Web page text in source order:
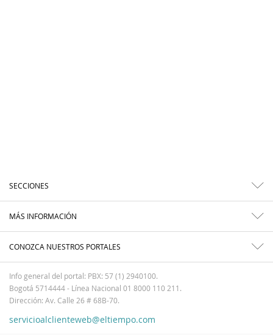
SECCIONES
MÁS INFORMACIÓN
CONOZCA NUESTROS PORTALES
Info general del portal: PBX: 57 (1) 2940100.
Bogotá 5714444 - Línea Nacional 01 8000 110 211.
Dirección: Av. Calle 26 # 68B-70.
servicioalclienteweb@eltiempo.com